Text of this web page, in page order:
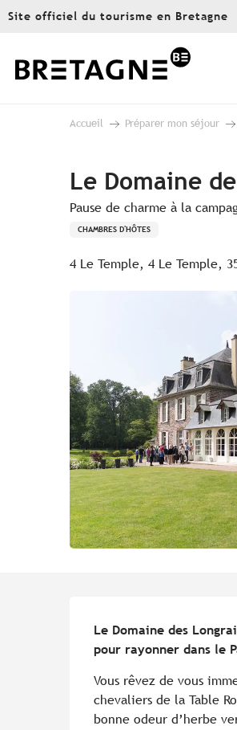
Aller
principal
Site officiel du tourisme en Bretagne
Accueil Préparer mon séjour
Le Domaine
Pause de charme à la
CHAMBRES D'HÔTES
4 Le Temple, 4 Le Temple,
Le Domaine des
pour rayonner dans le
Vous rêvez de vous
chevaliers de la Table
bonne odeur d’herbe